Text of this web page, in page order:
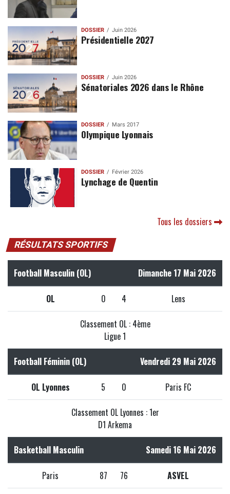
DOSSIER Juin 2026
Présidentielle 2027
DOSSIER Juin 2026
Sénatoriales 2026 dans le Rhône
DOSSIER Mars 2017
Olympique Lyonnais
DOSSIER Février 2026
Lynchage de Quentin
Tous les dossiers
RÉSULTATS SPORTIFS
Football Masculin (OL) Dimanche 17 Mai 2026
OL 0 4 Lens
Classement OL : 4ème
Ligue 1
Football Féminin (OL) Vendredi 29 Mai 2026
OL Lyonnes 5 0 Paris FC
Classement OL Lyonnes : 1er
D1 Arkema
Basketball Masculin Samedi 16 Mai 2026
Paris 87 76 ASVEL